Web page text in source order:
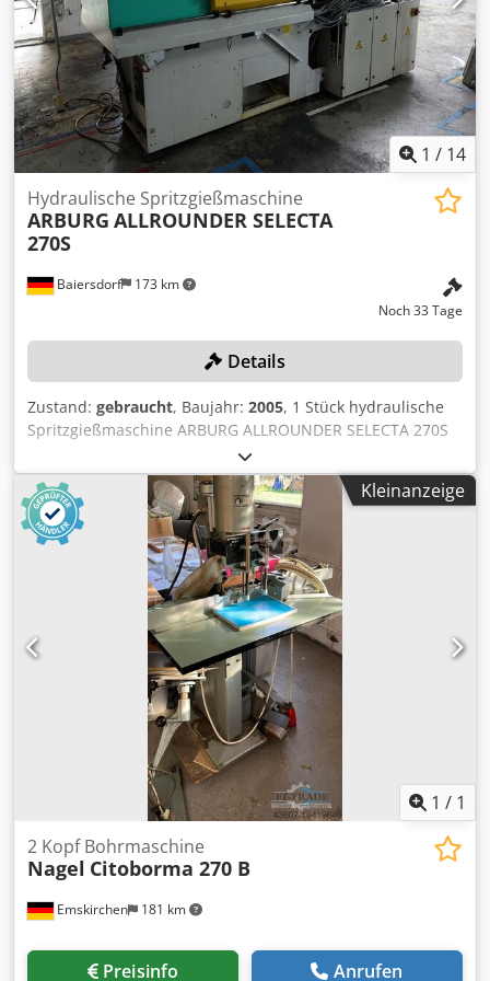
1 / 14
Baiersdorf 173 km
Hydraulische Spritzgießmaschine
ARBURG ALLROUNDER SELECTA
270S
Noch 33 Tage
Details
Zustand: gebraucht, Baujahr: 2005, 1 Stück hydraulische
Spritzgießmaschine ARBURG ALLROUNDER SELECTA 270S
Selbstdemontage Dkedpfezqcl Iox Agtsr Farbe: wie
abgebildet, gemäß Bildern und Besichtigung Baujahr: 2005
Maschinennummer: 198190 Abmessungen L/B/H:
350x110x200cm Zustand: gebraucht
Kleinanzeige
1 / 1
Emskirchen 181 km
2 Kopf Bohrmaschine
Nagel Citoborma 270 B
Preisinfo Anrufen